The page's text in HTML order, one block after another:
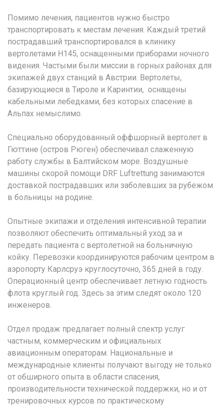
Помимо лечения, пациентов нужно быстро
транспортировать к местам лечения. Каждый третий
пострадавший транспортировался в клинику
вертолетами H145, оснащенными приборами ночного
видения. Частыми были миссии в горных районах для
экипажей двух станций в Австрии. Вертолеты,
базирующиеся в Тироле и Каринтии, оснащены
кабельными лебедками, без которых спасение в
Альпах немыслимо.
Специально оборудованный оффшорный вертолет в
Гюттине (остров Рюген) обеспечивал слаженную
работу службы в Балтийском море. Воздушные
машины скорой помощи DRF Luftrettung занимаются
доставкой пострадавших или заболевших за рубежом
в больницы на родине.
Опытные экипажи и отделения интенсивной терапии
позволяют обеспечить оптимальный уход за и
передать пациента с вертолетной на больничную
койку. Перевозки координируются рабочим центром в
аэропорту Карлсруэ круглосуточно, 365 дней в году.
Операционный центр обеспечивает летную годность
флота круглый год. Здесь за этим следят около 120
инженеров.
Отдел продаж предлагает полный спектр услуг
частным, коммерческим и официальных
авиационным операторам. Национальные и
международные клиенты получают выгоду не только
от обширного опыта в области спасения,
производительности технической поддержки, но и от
тренировочных курсов по практическому